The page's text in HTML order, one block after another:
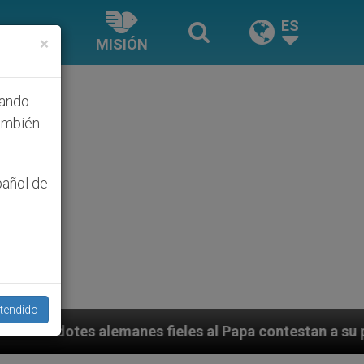
MISIÓN
ES
fieles al Papa contestan a su propio obispo (y
×
de